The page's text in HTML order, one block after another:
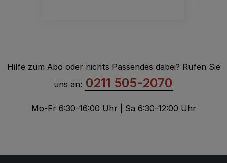
Hilfe zum Abo oder nichts Passendes dabei? Rufen Sie
uns an: 0211 505-2070
Mo-Fr 6:30-16:00 Uhr | Sa 6:30-12:00 Uhr